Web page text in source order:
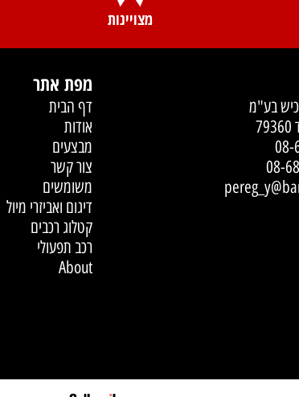
מצויינות
מפת אתר
דף הבית
אודות
מבצעים
צור קשר
משומשים
דיגום ואביזרי מיול
קטלוג רכבים